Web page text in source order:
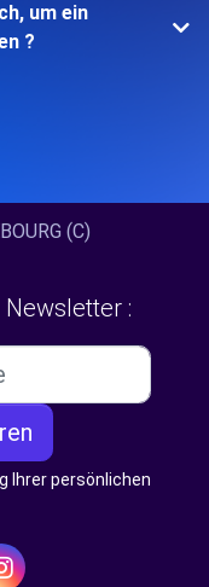
um ein
?
(C)
:
Ihrer persönlichen